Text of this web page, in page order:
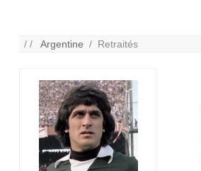
/ /Argentine / Retraités